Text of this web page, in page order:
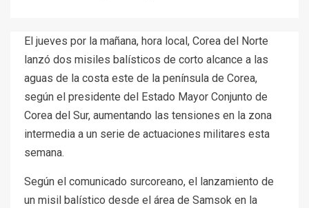
El jueves por la mañana, hora local, Corea del Norte
lanzó dos misiles balísticos de corto alcance a las
aguas de la costa este de la península de Corea,
según el presidente del Estado Mayor Conjunto de
Corea del Sur, aumentando las tensiones en la zona
intermedia a un serie de actuaciones militares esta
semana.
Según el comunicado surcoreano, el lanzamiento de
un misil balístico desde el área de Samsok en la